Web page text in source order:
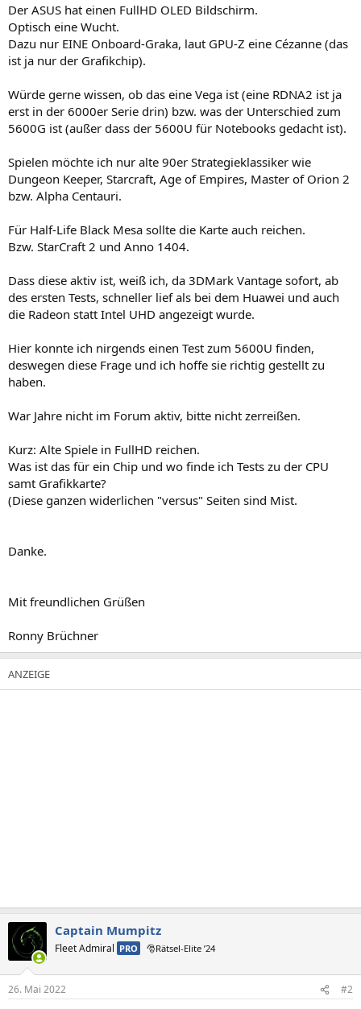
Der ASUS hat einen FullHD OLED Bildschirm.
Optisch eine Wucht.
Dazu nur EINE Onboard-Graka, laut GPU-Z eine Cézanne (das
ist ja nur der Grafikchip).
Würde gerne wissen, ob das eine Vega ist (eine RDNA2 ist ja
erst in der 6000er Serie drin) bzw. was der Unterschied zum
5600G ist (außer dass der 5600U für Notebooks gedacht ist).
Spielen möchte ich nur alte 90er Strategieklassiker wie
Dungeon Keeper, Starcraft, Age of Empires, Master of Orion 2
bzw. Alpha Centauri.
Für Half-Life Black Mesa sollte die Karte auch reichen.
Bzw. StarCraft 2 und Anno 1404.
Dass diese aktiv ist, weiß ich, da 3DMark Vantage sofort, ab
des ersten Tests, schneller lief als bei dem Huawei und auch
die Radeon statt Intel UHD angezeigt wurde.
Hier konnte ich nirgends einen Test zum 5600U finden,
deswegen diese Frage und ich hoffe sie richtig gestellt zu
haben.
War Jahre nicht im Forum aktiv, bitte nicht zerreißen.
Kurz: Alte Spiele in FullHD reichen.
Was ist das für ein Chip und wo finde ich Tests zu der CPU
samt Grafikkarte?
(Diese ganzen widerlichen "versus" Seiten sind Mist.
Danke.
Mit freundlichen Grüßen
Ronny Brüchner
Captain Mumpitz
Fleet Admiral PRO 🎅Rätsel-Elite ’24
26. Mai 2022 #2